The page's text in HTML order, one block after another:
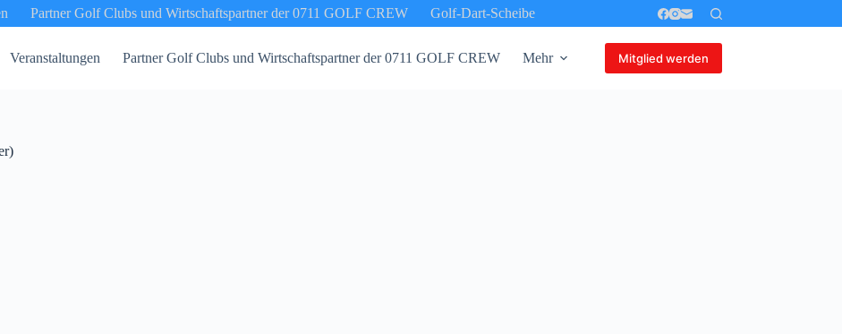
Partner Golf Clubs und Wirtschaftspartner der 0711 GOLF CREW Golf-Dart-Scheibe
Veranstaltungen Partner Golf Clubs und Wirtschaftspartner der 0711 GOLF CREW Mehr Mitglied werden